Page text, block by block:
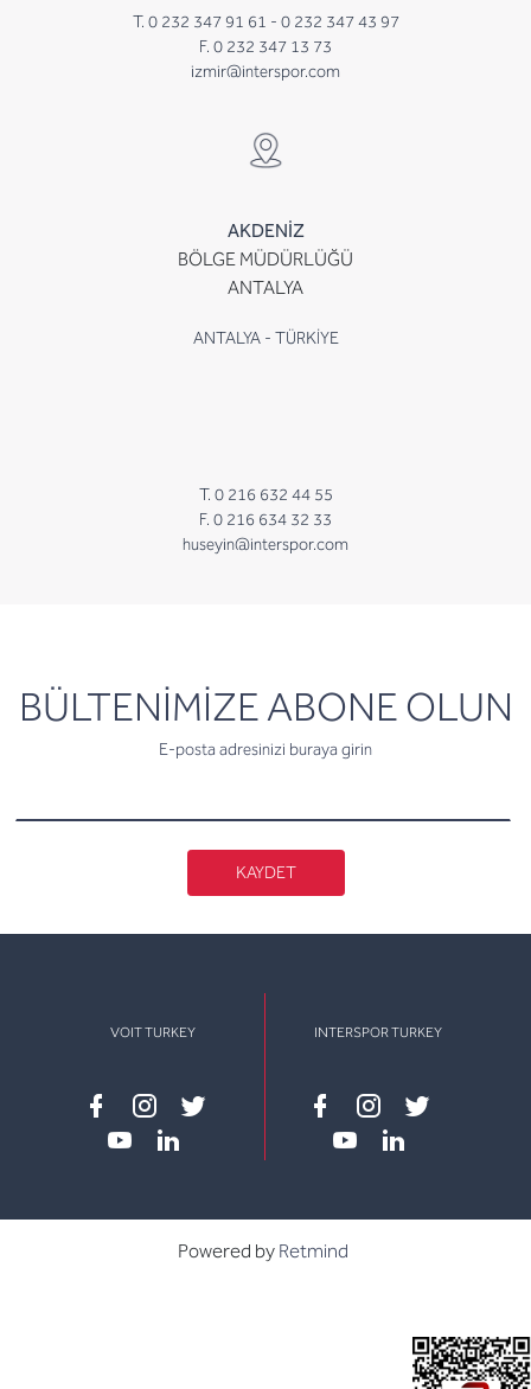
T. 0 232 347 91 61 - 0 232 347 43 97
F. 0 232 347 13 73
izmir@interspor.com
AKDENİZ
BÖLGE MÜDÜRLÜĞÜ
ANTALYA
ANTALYA - TÜRKİYE
T. 0 216 632 44 55
F. 0 216 634 32 33
huseyin@interspor.com
BÜLTENİMİZE ABONE OLUN
E-posta adresinizi buraya girin
newsletter
KAYDET
VOIT TURKEY
Facebook
instagram
twitter
INTERSPOR TURKEY
Facebook
instagram
twitter
Powered by Retmind